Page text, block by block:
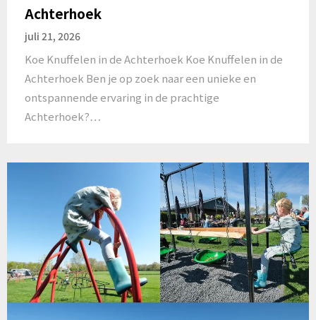
Achterhoek
juli 21, 2026
Koe Knuffelen in de Achterhoek Koe Knuffelen in de
Achterhoek Ben je op zoek naar een unieke en
ontspannende ervaring in de prachtige
Achterhoek?…